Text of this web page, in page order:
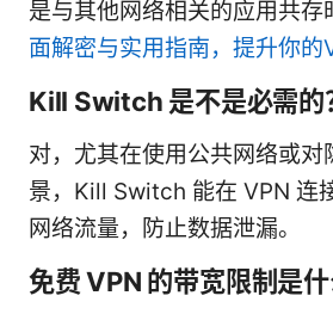
是与其他网络相关的应用共存
面解密与实用指南，提升你的
Kill Switch 是不是必需的
对，尤其在使用公共网络或对
景，Kill Switch 能在 VPN 连
网络流量，防止数据泄漏。
免费 VPN 的带宽限制是什